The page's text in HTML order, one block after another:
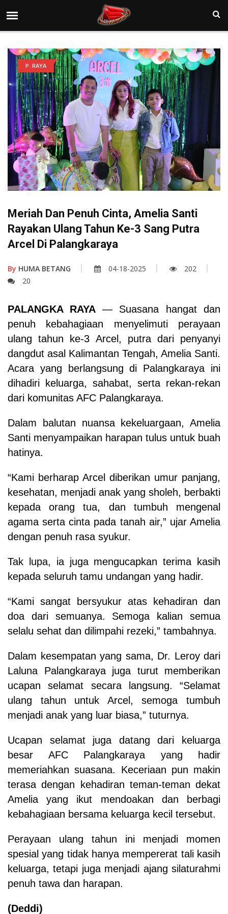
P. RAYA
Meriah Dan Penuh Cinta, Amelia Santi
Rayakan Ulang Tahun Ke-3 Sang Putra
Arcel Di Palangkaraya
By HUMA BETANG 04-18-2025
202
20
PALANGKA RAYA — Suasana hangat dan
penuh kebahagiaan menyelimuti perayaan
ulang tahun ke-3 Arcel, putra dari penyanyi
dangdut asal Kalimantan Tengah, Amelia Santi.
Acara yang berlangsung di Palangkaraya ini
dihadiri keluarga, sahabat, serta rekan-rekan
dari komunitas AFC Palangkaraya.
Dalam balutan nuansa kekeluargaan, Amelia
Santi menyampaikan harapan tulus untuk buah
hatinya.
“Kami berharap Arcel diberikan umur panjang,
kesehatan, menjadi anak yang sholeh, berbakti
kepada orang tua, dan tumbuh mengenal
agama serta cinta pada tanah air,” ujar Amelia
dengan penuh rasa syukur.
Tak lupa, ia juga mengucapkan terima kasih
kepada seluruh tamu undangan yang hadir.
“Kami sangat bersyukur atas kehadiran dan
doa dari semuanya. Semoga kalian semua
selalu sehat dan dilimpahi rezeki,” tambahnya.
Dalam kesempatan yang sama, Dr. Leroy dari
Laluna Palangkaraya juga turut memberikan
ucapan selamat secara langsung. “Selamat
ulang tahun untuk Arcel, semoga tumbuh
menjadi anak yang luar biasa,” tuturnya.
Ucapan selamat juga datang dari keluarga
besar AFC Palangkaraya yang hadir
memeriahkan suasana. Keceriaan pun makin
terasa dengan kehadiran teman-teman dekat
Amelia yang ikut mendoakan dan berbagi
kebahagiaan bersama keluarga kecil tersebut.
Perayaan ulang tahun ini menjadi momen
spesial yang tidak hanya mempererat tali kasih
keluarga, tetapi juga menjadi ajang silaturahmi
penuh tawa dan harapan.
(Deddi)